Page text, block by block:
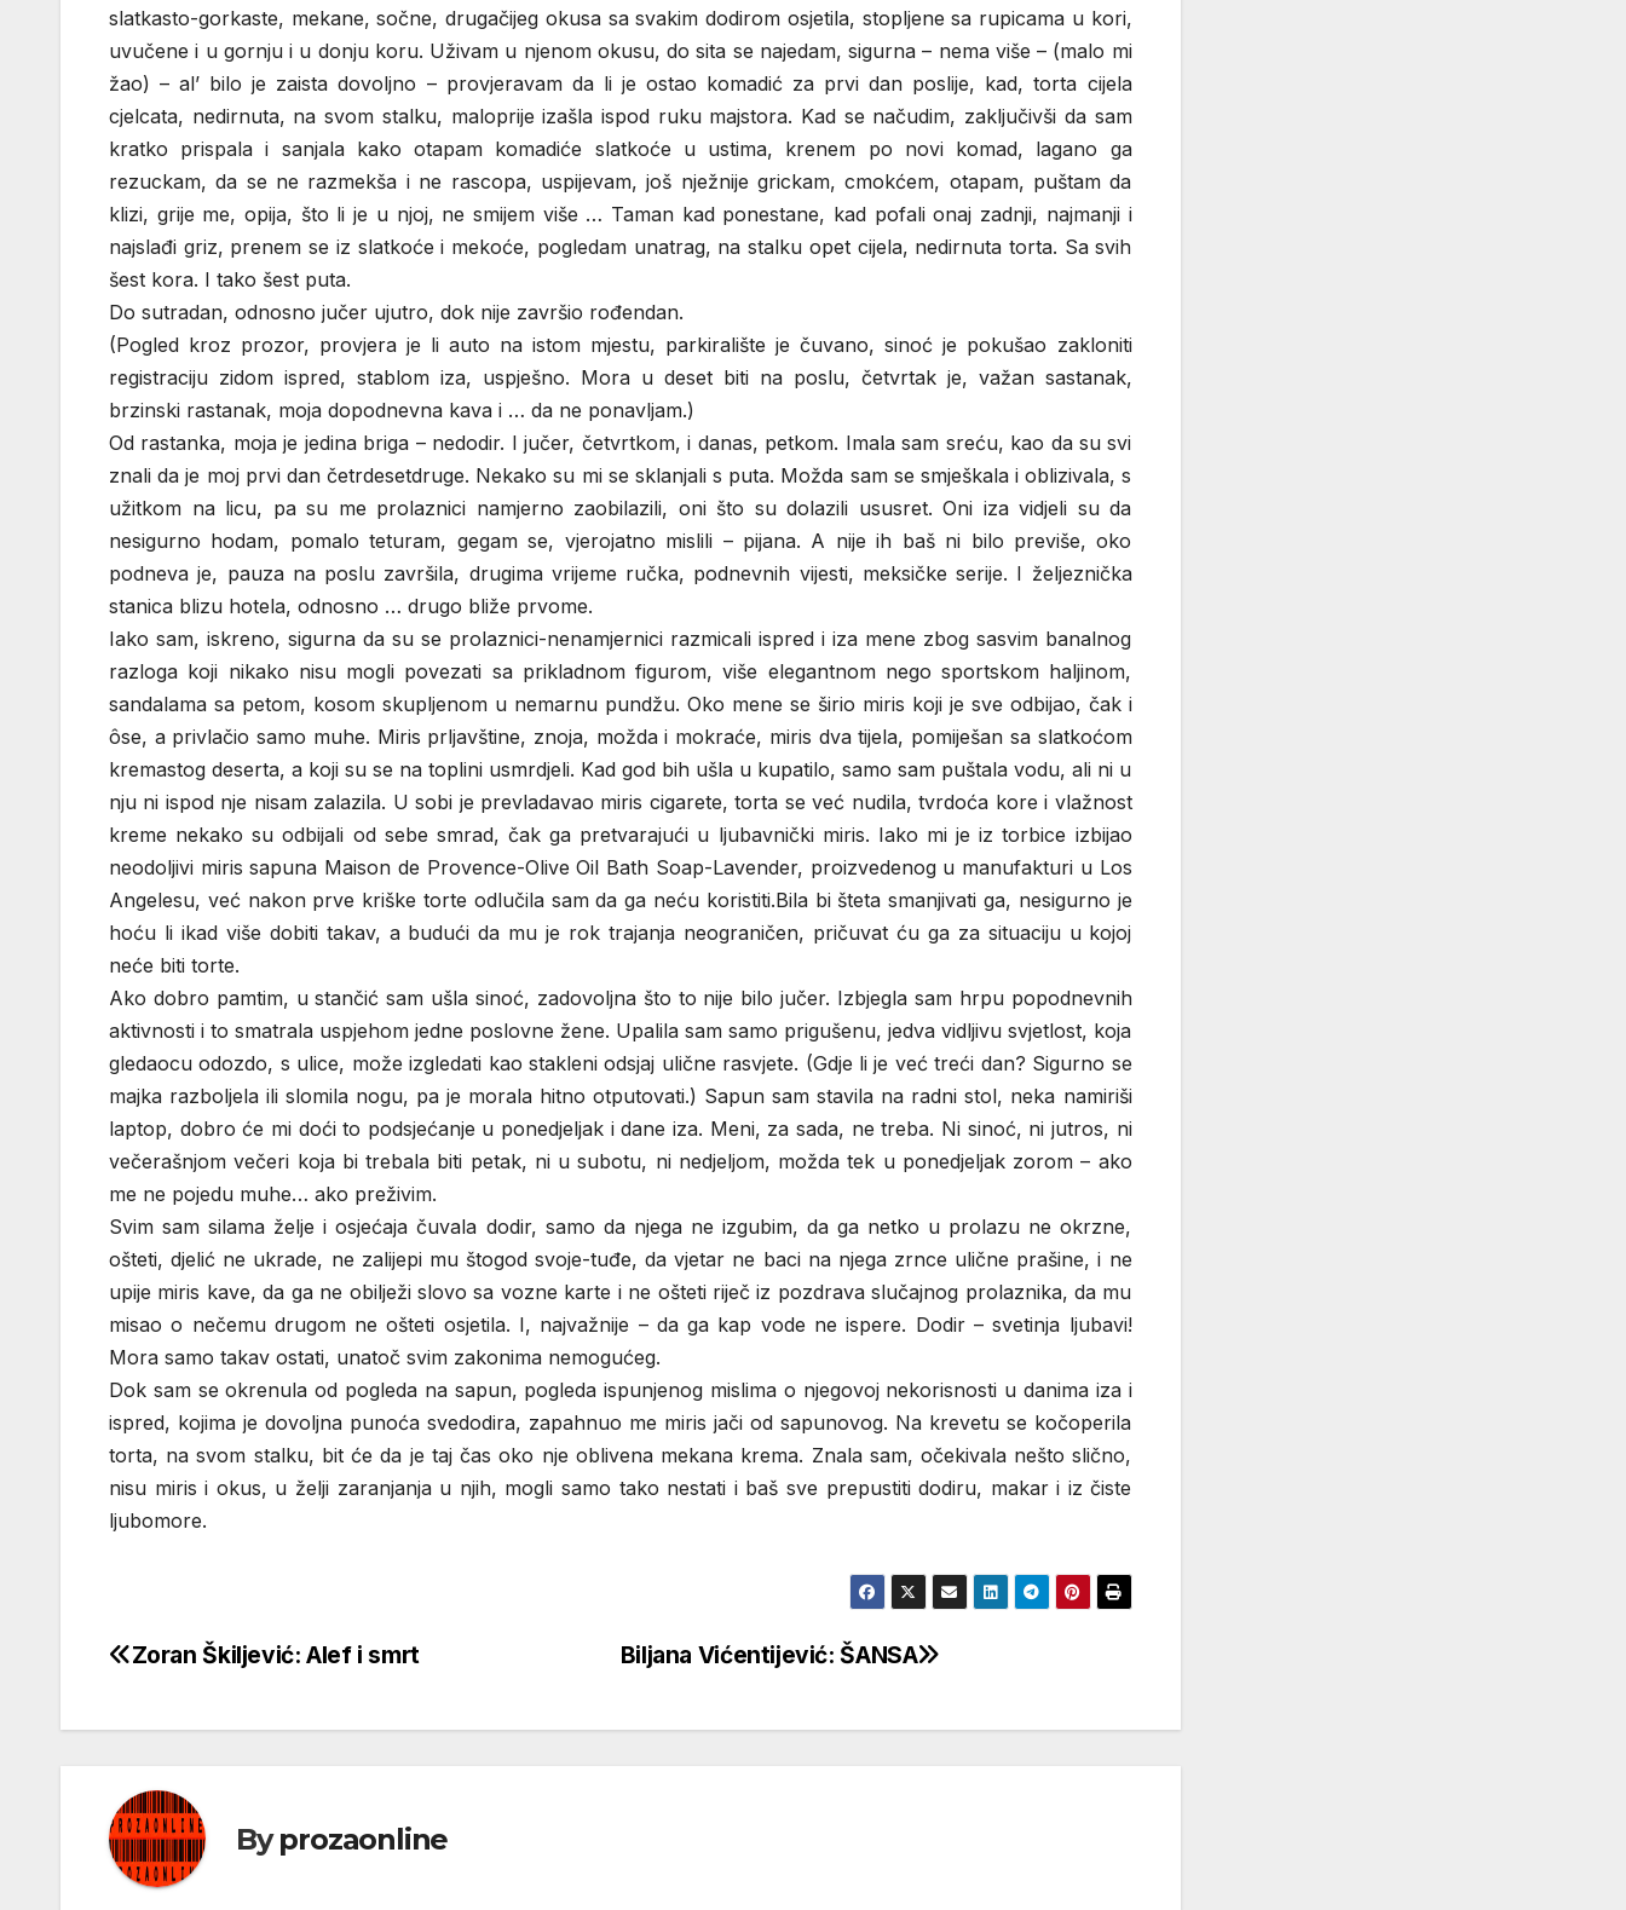
slatkasto-gorkaste, mekane, sočne, drugačijeg okusa sa svakim dodirom osjetila, stopljene sa rupicama u kori,
uvučene i u gornju i u donju koru. Uživam u njenom okusu, do sita se najedam, sigurna – nema više – (malo mi
žao) – al’ bilo je zaista dovoljno – provjeravam da li je ostao komadić za prvi dan poslije, kad, torta cijela
cjelcata, nedirnuta, na svom stalku, maloprije izašla ispod ruku majstora. Kad se načudim, zaključivši da sam
kratko prispala i sanjala kako otapam komadiće slatkoće u ustima, krenem po novi komad, lagano ga
rezuckam, da se ne razmekša i ne rascopa, uspijevam, još nježnije grickam, cmokćem, otapam, puštam da
klizi, grije me, opija, što li je u njoj, ne smijem više … Taman kad ponestane, kad pofali onaj zadnji, najmanji i
najslađi griz, prenem se iz slatkoće i mekoće, pogledam unatrag, na stalku opet cijela, nedirnuta torta. Sa svih
šest kora. I tako šest puta.
Do sutradan, odnosno jučer ujutro, dok nije završio rođendan.
(Pogled kroz prozor, provjera je li auto na istom mjestu, parkiralište je čuvano, sinoć je pokušao zakloniti
registraciju zidom ispred, stablom iza, uspješno. Mora u deset biti na poslu, četvrtak je, važan sastanak,
brzinski rastanak, moja dopodnevna kava i … da ne ponavljam.)
Od rastanka, moja je jedina briga – nedodir. I jučer, četvrtkom, i danas, petkom. Imala sam sreću, kao da su svi
znali da je moj prvi dan četrdesetdruge. Nekako su mi se sklanjali s puta. Možda sam se smješkala i oblizivala, s
užitkom na licu, pa su me prolaznici namjerno zaobilazili, oni što su dolazili ususret. Oni iza vidjeli su da
nesigurno hodam, pomalo teturam, gegam se, vjerojatno mislili – pijana. A nije ih baš ni bilo previše, oko
podneva je, pauza na poslu završila, drugima vrijeme ručka, podnevnih vijesti, meksičke serije. I željeznička
stanica blizu hotela, odnosno … drugo bliže prvome.
Iako sam, iskreno, sigurna da su se prolaznici-nenamjernici razmicali ispred i iza mene zbog sasvim banalnog
razloga koji nikako nisu mogli povezati sa prikladnom figurom, više elegantnom nego sportskom haljinom,
sandalama sa petom, kosom skupljenom u nemarnu pundžu. Oko mene se širio miris koji je sve odbijao, čak i
ôse, a privlačio samo muhe. Miris prljavštine, znoja, možda i mokraće, miris dva tijela, pomiješan sa slatkoćom
kremastog deserta, a koji su se na toplini usmrdjeli. Kad god bih ušla u kupatilo, samo sam puštala vodu, ali ni u
nju ni ispod nje nisam zalazila. U sobi je prevladavao miris cigarete, torta se već nudila, tvrdoća kore i vlažnost
kreme nekako su odbijali od sebe smrad, čak ga pretvarajući u ljubavnički miris. Iako mi je iz torbice izbijao
neodoljivi miris sapuna Maison de Provence-Olive Oil Bath Soap-Lavender, proizvedenog u manufakturi u Los
Angelesu, već nakon prve kriške torte odlučila sam da ga neću koristiti.Bila bi šteta smanjivati ga, nesigurno je
hoću li ikad više dobiti takav, a budući da mu je rok trajanja neograničen, pričuvat ću ga za situaciju u kojoj
neće biti torte.
Ako dobro pamtim, u stančić sam ušla sinoć, zadovoljna što to nije bilo jučer. Izbjegla sam hrpu popodnevnih
aktivnosti i to smatrala uspjehom jedne poslovne žene. Upalila sam samo prigušenu, jedva vidljivu svjetlost, koja
gledaocu odozdo, s ulice, može izgledati kao stakleni odsjaj ulične rasvjete. (Gdje li je već treći dan? Sigurno se
majka razboljela ili slomila nogu, pa je morala hitno otputovati.) Sapun sam stavila na radni stol, neka namiriši
laptop, dobro će mi doći to podsjećanje u ponedjeljak i dane iza. Meni, za sada, ne treba. Ni sinoć, ni jutros, ni
večerašnjom večeri koja bi trebala biti petak, ni u subotu, ni nedjeljom, možda tek u ponedjeljak zorom – ako
me ne pojedu muhe… ako preživim.
Svim sam silama želje i osjećaja čuvala dodir, samo da njega ne izgubim, da ga netko u prolazu ne okrzne,
ošteti, djelić ne ukrade, ne zalijepi mu štogod svoje-tuđe, da vjetar ne baci na njega zrnce ulične prašine, i ne
upije miris kave, da ga ne obilježi slovo sa vozne karte i ne ošteti riječ iz pozdrava slučajnog prolaznika, da mu
misao o nečemu drugom ne ošteti osjetila. I, najvažnije – da ga kap vode ne ispere. Dodir – svetinja ljubavi!
Mora samo takav ostati, unatoč svim zakonima nemogućeg.
Dok sam se okrenula od pogleda na sapun, pogleda ispunjenog mislima o njegovoj nekorisnosti u danima iza i
ispred, kojima je dovoljna punoća svedodira, zapahnuo me miris jači od sapunovog. Na krevetu se kočoperila
torta, na svom stalku, bit će da je taj čas oko nje oblivena mekana krema. Znala sam, očekivala nešto slično,
nisu miris i okus, u želji zaranjanja u njih, mogli samo tako nestati i baš sve prepustiti dodiru, makar i iz čiste
ljubomore.
Кретање
Biljana Vićentijević: ŠANSA
Zoran Škiljević: Alef i smrt
Byprozaonline